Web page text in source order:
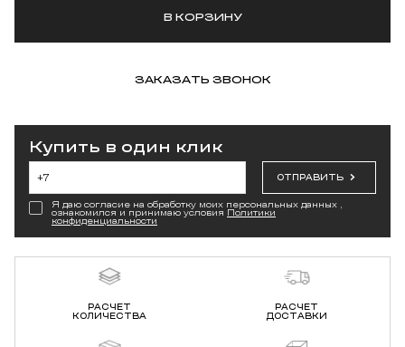
В КОРЗИНУ
ЗАКАЗАТЬ ЗВОНОК
Купить в один клик
ОТПРАВИТЬ
Я даю согласие на обработку моих персональных данных ,
ознакомился и принимаю условия Политики
конфиденциальности
РАСЧЕТ
КОЛИЧЕСТВА
РАСЧЕТ
ДОСТАВКИ